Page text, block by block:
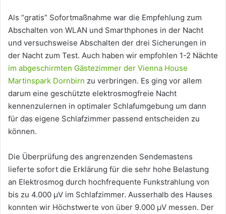
Als “gratis” Sofortmaßnahme war die Empfehlung zum
Abschalten von WLAN und Smarthphones in der Nacht
und versuchsweise Abschalten der drei Sicherungen in
der Nacht zum Test. Auch haben wir empfohlen 1-2 Nächte
im abgeschirmten Gästezimmer der Vienna House
Martinspark Dornbirn zu verbringen. Es ging vor allem
darum eine geschützte elektrosmogfreie Nacht
kennenzulernen in optimaler Schlafumgebung um dann
für das eigene Schlafzimmer passend entscheiden zu
können.
Die Überprüfung des angrenzenden Sendemastens
lieferte sofort die Erklärung für die sehr hohe Belastung
an Elektrosmog durch hochfrequente Funkstrahlung von
bis zu 4.000 µV im Schlafzimmer. Ausserhalb des Hauses
konnten wir Höchstwerte von über 9.000 µV messen. Der